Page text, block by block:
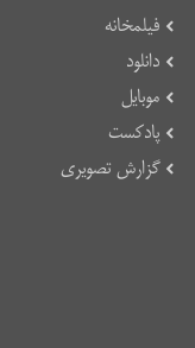
فیلمخانه
دانلود
موبایل
پادکست
گزارش تصویری